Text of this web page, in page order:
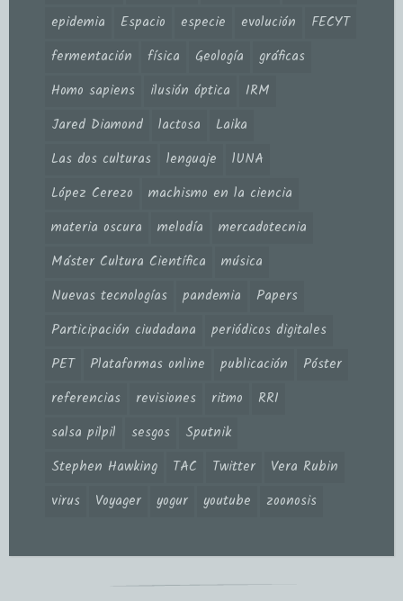
epidemia
Espacio especie evolución
FECYT
fermentación
física Geología
gráficas
Homo sapiens
ilusión óptica
IRM
Jared Diamond
lactosa
Laika
Las dos culturas
lenguaje
lUNA
López Cerezo
machismo en la ciencia
materia oscura
melodía
mercadotecnia
Máster Cultura Científica
música
Nuevas tecnologías
pandemia
Papers
Participación ciudadana
periódicos digitales
PET
Plataformas online publicación
Póster
referencias
revisiones ritmo
RRI
salsa pilpil
sesgos
Sputnik
Stephen Hawking
TAC Twitter
Vera Rubin
virus
Voyager yogur youtube zoonosis